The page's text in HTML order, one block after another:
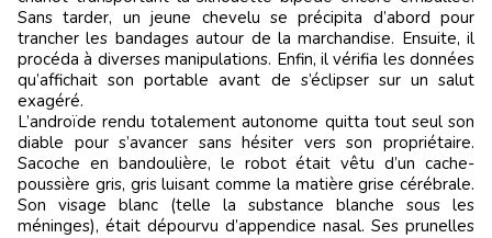
Sans tarder, un jeune chevelu se précipita d’abord pour
trancher les bandages autour de la marchandise. Ensuite, il
procéda à diverses manipulations. Enfin, il vérifia les données
qu’affichait son portable avant de s’éclipser sur un salut
exagéré.
L’androïde rendu totalement autonome quitta tout seul son
diable pour s’avancer sans hésiter vers son propriétaire.
Sacoche en bandoulière, le robot était vêtu d’un cache-
poussière gris, gris luisant comme la matière grise cérébrale.
Son visage blanc (telle la substance blanche sous les
méninges), était dépourvu d’appendice nasal. Ses prunelles